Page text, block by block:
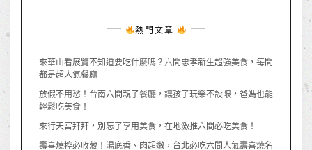
熱門文章
來華山看展覽不知道要吃什麼嗎？六間忠孝新生超強美食，每間
都是超人氣餐廳
放假不用愁！台南六間親子餐廳，讓孩子玩樂不設限，爸媽也能
輕鬆吃美食！
來行天宮拜拜，別忘了享用美食，在地激推六間必吃美食！
壽喜燒控必收藏！湯底香、肉超嫩，台北必吃六間人氣壽喜燒名